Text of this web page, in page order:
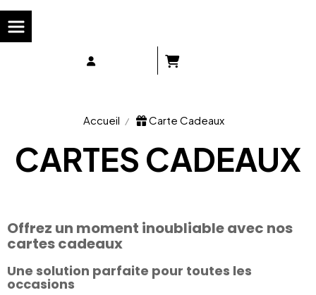
Accueil Carte Cadeaux
CARTES CADEAUX
Offrez un moment inoubliable avec nos
cartes cadeaux
Une solution parfaite pour toutes les
occasions